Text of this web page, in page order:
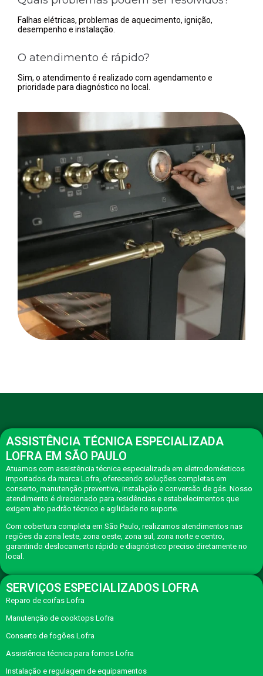
Falhas elétricas, problemas de aquecimento, ignição,
desempenho e instalação.
O atendimento é rápido?
Sim, o atendimento é realizado com agendamento e
prioridade para diagnóstico no local.
ASSISTÊNCIA TÉCNICA ESPECIALIZADA
LOFRA EM SÃO PAULO
Atuamos com assistência técnica especializada em eletrodomésticos
importados da marca Lofra, oferecendo soluções completas em
conserto, manutenção preventiva, instalação e conversão de gás. Nosso
atendimento é direcionado para residências e estabelecimentos que
exigem alto padrão técnico e agilidade no suporte.
Com cobertura completa em São Paulo, realizamos atendimentos nas
regiões da zona leste, zona oeste, zona sul, zona norte e centro,
garantindo deslocamento rápido e diagnóstico preciso diretamente no
local.
SERVIÇOS ESPECIALIZADOS LOFRA
Reparo de coifas Lofra
Manutenção de cooktops Lofra
Conserto de fogões Lofra
Assistência técnica para fornos Lofra
Instalação e regulagem de equipamentos